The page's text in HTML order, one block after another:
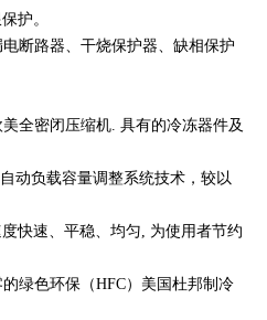
护。
断路器、干烧保护器、缺相保护
全密闭压缩机. 具有的冷冻器件及
动负载容量调整系统技术，较以
快速、平稳、均匀, 为使用者节约
绿色环保（HFC）美国杜邦制冷